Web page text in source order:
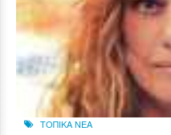
ΤΟΠΙΚΑ ΝΕΑ